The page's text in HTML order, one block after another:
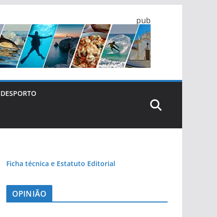
pub
DESPORTO
Ficha técnica e Estatuto Editorial
OPINIÃO